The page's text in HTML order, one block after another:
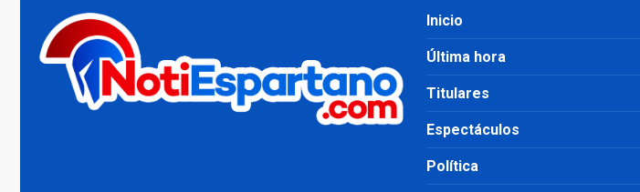
Inicio
Última hora
Titulares
Espectáculos
Política